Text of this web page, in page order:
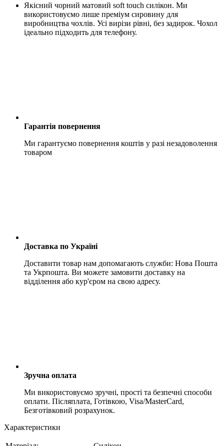
Якісний чорний матовий soft touch силікон. Ми
використовуємо лише преміум сировину для
виробництва чохлів. Усі вирізи рівні, без задирок. Чохол
ідеально підходить для телефону.
Гарантія повернення
Ми гарантуємо повернення коштів у разі незадоволення
товаром
Доставка по Україні
Доставити товар нам допомагають служби: Нова Пошта
та Укрпошта. Ви можете замовити доставку на
відділення або кур'єром на свою адресу.
Зручна оплата
Ми використовуємо зручні, прості та безпечні способи
оплати. Післяплата, Готівкою, Visa/MasterCard,
Безготівковий розрахунок.
Характеристики